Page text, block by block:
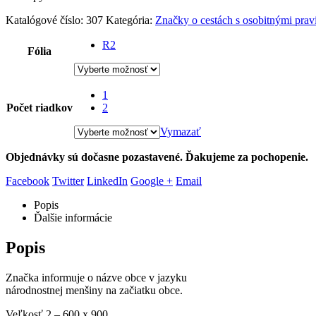
Katalógové číslo: 307 Kategória: Značky o cestách s osobitnými
Fólia
R2
Počet riadkov
1
2
Vymazať
Objednávky sú dočasne pozastavené. Ďakujeme za pochopenie.
Facebook Twitter LinkedIn Google + Email
Popis
Ďalšie informácie
Popis
Značka informuje o názve obce v jazyku
národnostnej menšiny na začiatku obce.